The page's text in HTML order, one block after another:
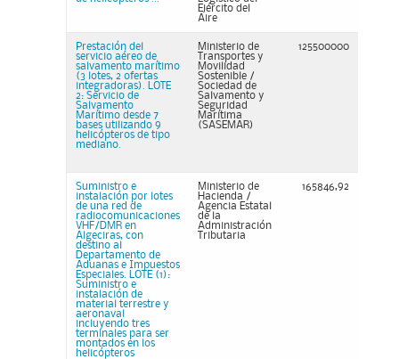
Ejército del
Aire
Prestación del
servicio aéreo de
salvamento marítimo
(3 lotes, 2 ofertas
integradoras). LOTE
2: Servicio de
Salvamento
Marítimo desde 7
bases utilizando 9
helicópteros de tipo
mediano.
Ministerio de
Transportes y
Movilidad
Sostenible /
Sociedad de
Salvamento y
Seguridad
Marítima
(SASEMAR)
125500000
Suministro e
instalación por lotes
de una red de
radiocomunicaciones
VHF/DMR en
Algeciras, con
destino al
Departamento de
Aduanas e Impuestos
Especiales. LOTE (1):
Suministro e
instalación de
material terrestre y
aeronaval
incluyendo tres
terminales para ser
montados en los
helicópteros
Ministerio de
Hacienda /
Agencia Estatal
de la
Administración
Tributaria
165846,92